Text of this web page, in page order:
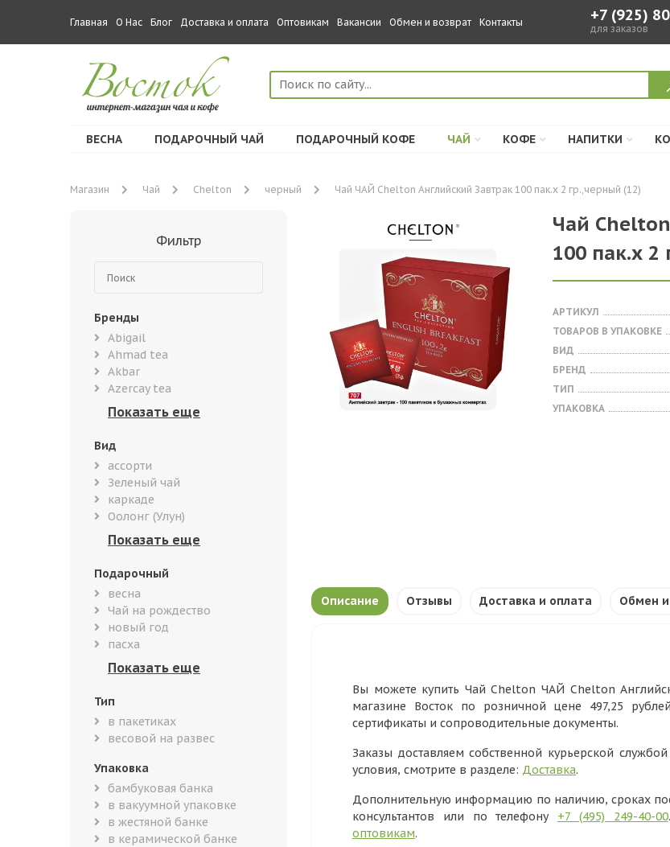
Главная О Нас Блог Доставка и оплата Оптовикам Вакансии Обмен и возврат Контакты +7 (925)
для заказов
ВЕСНА ПОДАРОЧНЫЙ ЧАЙ ПОДАРОЧНЫЙ КОФЕ ЧАЙ КОФЕ НАПИТКИ
Магазин Чай Chelton черный Чай ЧАЙ Chelton Английский Завтрак 100 пак.х 2 гр.,черный (12)
Фильтр
Бренды
Abigail
Ahmad tea
Akbar
Azercay tea
Вид
ассорти
Зеленый чай
каркаде
Оолонг (Улун)
Подарочный
весна
Чай на рождество
новый год
пасха
Тип
в пакетиках
весовой на развес
Упаковка
бамбуковая банка
в вакуумной упаковке
в жестяной банке
в керамической банке
Чай
100 пак.х 2
АРТИКУЛ
ТОВАРОВ В УПАКОВКЕ
ВИД
БРЕНД
ТИП
УПАКОВКА
Описание Отзывы Доставка и оплата Обмен и
Вы можете купить Чай Chelton ЧАЙ Chelton
магазине Восток по розничной цене 497,25
сертификаты и сопроводительные документы.
Заказы доставляем собственной курьерской
условия, смотрите в разделе: Доставка.
Дополнительную информацию по наличию, сроках
консультантов или по телефону +7 (495) 249-40-00
оптовикам.